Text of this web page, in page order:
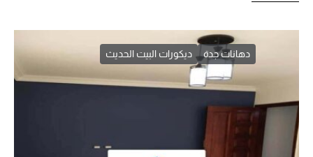
دهانات جدة ديكورات البيت الحديث